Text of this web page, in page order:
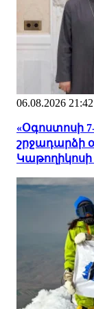
06.08.2026 21:42
«Օգոստոսի
շրջադարձի